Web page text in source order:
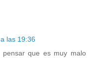
las 19:36
que es muy malo